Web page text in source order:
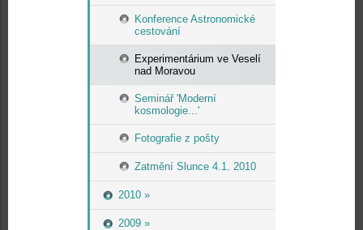
Konference Astronomické
cestování
Experimentárium ve Veselí
nad Moravou
Seminář 'Moderní
kosmologie...'
Fotografie z pošty
Zatmění Slunce 4.1. 2010
2010 »
2009 »